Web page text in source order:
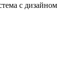
с дизайном